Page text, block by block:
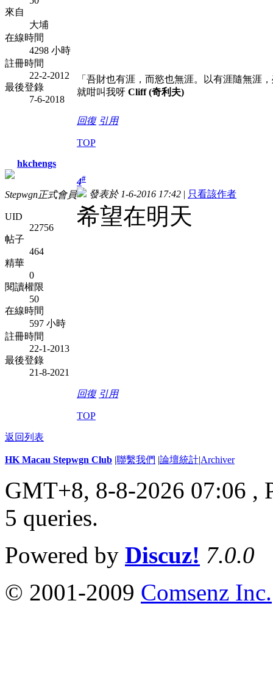
來自
大埔
在線時間
4298 小時
註冊時間
22-2-2012
最後登錄
7-6-2018
「吾財也有涯，而慾也無涯。以有涯隨無涯
就咁叫我呀 Cliff (奇利夫)
回復 引用
TOP
hkchengs
Stepwgn正式會員
UID
22756
帖子
464
精華
0
閱讀權限
50
在線時間
597 小時
註冊時間
22-1-2013
最後登錄
21-8-2021
4#
發表於 1-6-2016 17:42 | 只看該作者
希望在明天
回復 引用
TOP
返回列表
HK Macau Stepwgn Club |聯繫我們 |論壇統計|Archiver
GMT+8, 8-8-2026 07:06 ,
5 queries.
Powered by Discuz! 7.0.0
© 2001-2009 Comsenz Inc.